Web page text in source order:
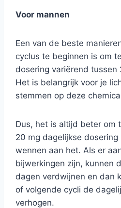
Voor mannen
Een van de beste
cyclus te beginnen is om
dosering variërend
Het is belangrijk voor je
stemmen op deze
Dus, het is altijd beter om
20 mg dagelijkse dosering
wennen aan het. Als er
bijwerkingen zijn, kunnen
dagen verdwijnen en dan
of volgende cycli de
verhogen.